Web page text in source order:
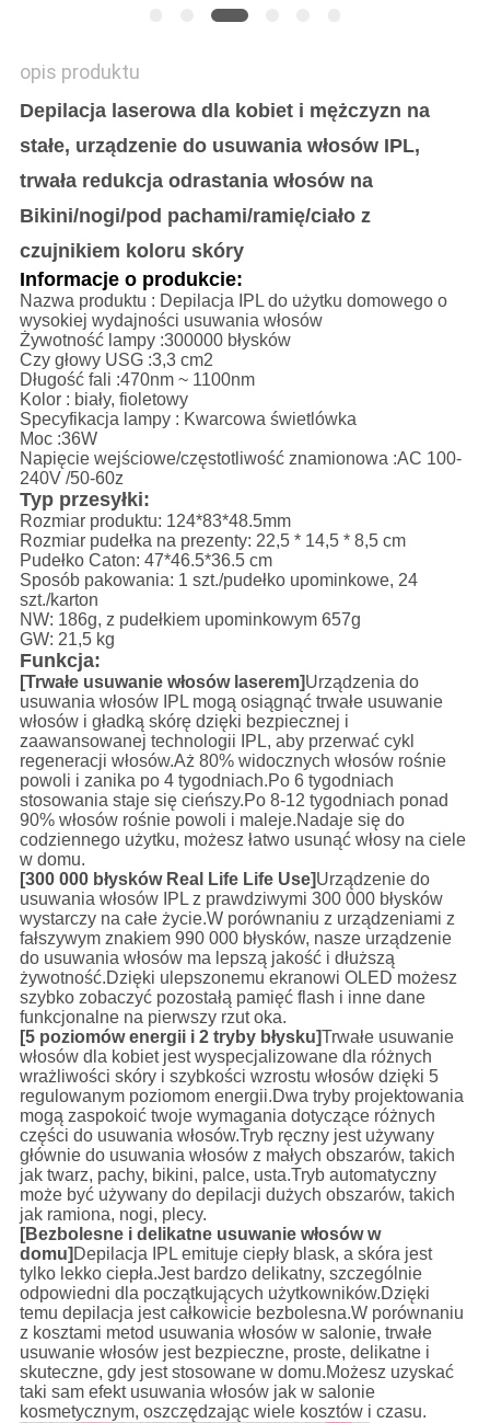
opis produktu
Depilacja laserowa dla kobiet i mężczyzn na
stałe, urządzenie do usuwania włosów IPL,
trwała redukcja odrastania włosów na
Bikini/nogi/pod pachami/ramię/ciało z
czujnikiem koloru skóry
Informacje o produkcie:
Nazwa produktu : Depilacja IPL do użytku domowego o
wysokiej wydajności usuwania włosów
Żywotność lampy :300000 błysków
Czy głowy USG :3,3 cm2
Długość fali :470nm ~ 1100nm
Kolor : biały, fioletowy
Specyfikacja lampy : Kwarcowa świetlówka
Moc :36W
Napięcie wejściowe/częstotliwość znamionowa :AC 100-
240V /50-60z
Typ przesyłki:
Rozmiar produktu: 124*83*48.5mm
Rozmiar pudełka na prezenty: 22,5 * 14,5 * 8,5 cm
Pudełko Caton: 47*46.5*36.5 cm
Sposób pakowania: 1 szt./pudełko upominkowe, 24
szt./karton
NW: 186g, z pudełkiem upominkowym 657g
GW: 21,5 kg
Funkcja:
[Trwałe usuwanie włosów laserem]Urządzenia do
usuwania włosów IPL mogą osiągnąć trwałe usuwanie
włosów i gładką skórę dzięki bezpiecznej i
zaawansowanej technologii IPL, aby przerwać cykl
regeneracji włosów.Aż 80% widocznych włosów rośnie
powoli i zanika po 4 tygodniach.Po 6 tygodniach
stosowania staje się cieńszy.Po 8-12 tygodniach ponad
90% włosów rośnie powoli i maleje.Nadaje się do
codziennego użytku, możesz łatwo usunąć włosy na ciele
w domu.
[300 000 błysków Real Life Life Use]Urządzenie do
usuwania włosów IPL z prawdziwymi 300 000 błysków
wystarczy na całe życie.W porównaniu z urządzeniami z
fałszywym znakiem 990 000 błysków, nasze urządzenie
do usuwania włosów ma lepszą jakość i dłuższą
żywotność.Dzięki ulepszonemu ekranowi OLED możesz
szybko zobaczyć pozostałą pamięć flash i inne dane
funkcjonalne na pierwszy rzut oka.
[5 poziomów energii i 2 tryby błysku]Trwałe usuwanie
włosów dla kobiet jest wyspecjalizowane dla różnych
wrażliwości skóry i szybkości wzrostu włosów dzięki 5
regulowanym poziomom energii.Dwa tryby projektowania
mogą zaspokoić twoje wymagania dotyczące różnych
części do usuwania włosów.Tryb ręczny jest używany
głównie do usuwania włosów z małych obszarów, takich
jak twarz, pachy, bikini, palce, usta.Tryb automatyczny
może być używany do depilacji dużych obszarów, takich
jak ramiona, nogi, plecy.
[Bezbolesne i delikatne usuwanie włosów w
domu] Depilacja IPL emituje ciepły blask, a skóra jest
tylko lekko ciepła.Jest bardzo delikatny, szczególnie
odpowiedni dla początkujących użytkowników.Dzięki
temu depilacja jest całkowicie bezbolesna.W porównaniu
z kosztami metod usuwania włosów w salonie, trwałe
usuwanie włosów jest bezpieczne, proste, delikatne i
skuteczne, gdy jest stosowane w domu.Możesz uzyskać
taki sam efekt usuwania włosów jak w salonie
kosmetycznym, oszczędzając wiele kosztów i czasu.